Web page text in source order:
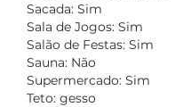
Sacada: Sim
Sala de Jogos: Sim
Salão de Festas: Sim
Sauna: Não
Supermercado: Sim
Teto: gesso